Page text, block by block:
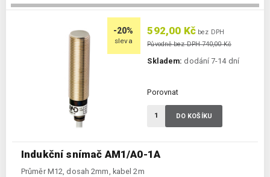
-20%
sleva
Indukční snímač AM1/A0-1A
Průměr M12, dosah 2mm, kabel 2m
592,00 Kč bez DPH
Původně bez DPH 740,00 Kč
Skladem: dodání 7-14 dní
Porovnat
DO KOŠÍKU